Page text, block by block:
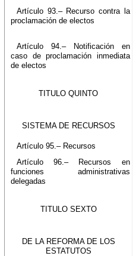
Artículo 93.– Recurso contra la
proclamación de electos
Artículo 94.– Notificación en
caso de proclamación inmediata
de electos
TITULO QUINTO
SISTEMA DE RECURSOS
Artículo 95.– Recursos
Artículo 96.– Recursos en
funciones administrativas
delegadas
TITULO SEXTO
DE LA REFORMA DE LOS
ESTATUTOS